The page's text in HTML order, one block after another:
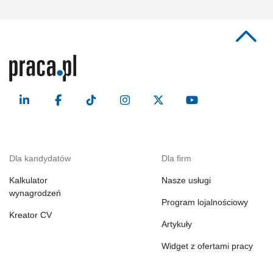
Dla kandydatów
Kalkulator
wynagrodzeń
Kreator CV
Dla firm
Nasze usługi
Program lojalnościowy
Artykuły
Widget z ofertami pracy